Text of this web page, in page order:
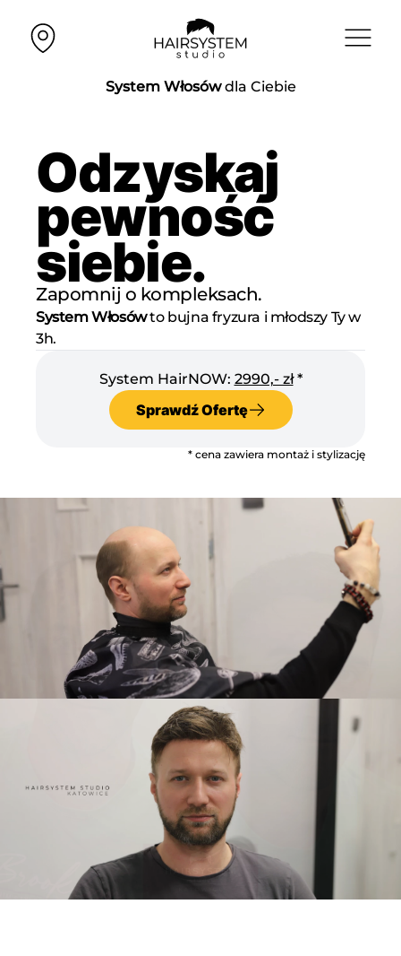
System Włosówdla Ciebie
Odzyskaj
pewność
siebie.
Zapomnij o kompleksach.
System Włosówto bujna fryzura i młodszy Ty w
3h.
System HairNOW: 2990,- zł*
Sprawdź Ofertę
* cena zawiera montaż i stylizację